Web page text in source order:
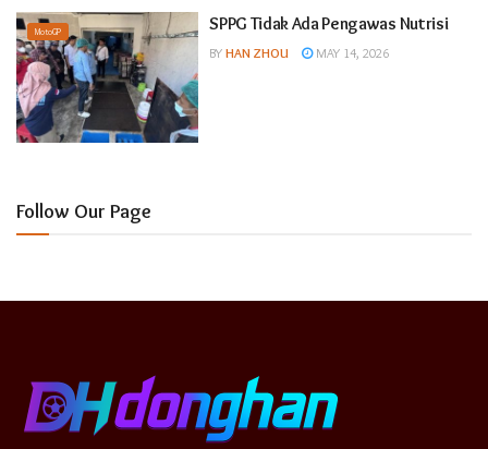
MotoGP SPPG Tidak Ada Pengawas Nutrisi
BY HAN ZHOU MAY 14, 2026
Follow Our Page